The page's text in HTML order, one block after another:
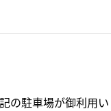
の駐車場が御利用い